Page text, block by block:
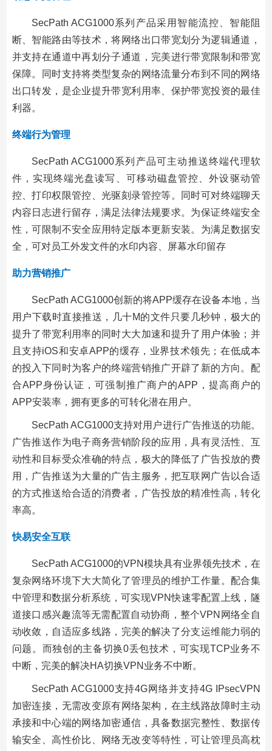
SecPath ACG1000系列产品采用智能流控、智能阻
断、智能路由等技术，将网络出口带宽划分为逻辑通道，
并支持在通道中再划分子通道，完美进行带宽限制和带宽
保障。同时支持将类型复杂的网络流量分布到不同的网络
出口转发，是企业提升带宽利用率、保护带宽投资的最佳
利器。
终端行为管理
SecPath ACG1000系列产品可主动推送终端代理软
件，实现终端光盘读写、可移动磁盘管控、外设驱动管
控、打印权限管控、光驱刻录管控等。同时可对终端聊天
内容日志进行留存，满足法律法规要求。为保证终端安全
性，可限制不安全应用特定版本更新安装。为满足数据安
全，可对员工外发文件的水印内容、屏幕水印留存
助力营销推广
SecPath ACG1000创新的将APP缓存在设备本地，当
用户下载时直接推送，几十M的文件只要几秒钟，极大的
提升了带宽利用率的同时大大加速和提升了用户体验；并
且支持iOS和安卓APP的缓存，业界技术领先；在低成本
的投入下同时为客户的终端营销推广开辟了新的方向。配
合APP身份认证，可强制推广商户的APP，提高商户的
APP安装率，拥有更多的可转化潜在用户。
SecPath ACG1000支持对用户进行广告推送的功能。
广告推送作为电子商务营销阶段的应用，具有灵活性、互
动性和目标受众准确的特点，极大的降低了广告投放的费
用，广告推送为大量的广告主服务，把互联网广告以合适
的方式推送给合适的消费者，广告投放的精准性高，转化
率高。
快易安全互联
SecPath ACG1000的VPN模块具有业界领先技术，在
复杂网络环境下大大简化了管理员的维护工作量。配合集
中管理和数据分析系统，可实现VPN快速零配置上线，隧
道接口感兴趣流等无需配置自动协商，整个VPN网络全自
动收敛，自适应多线路，完美的解决了分支运维能力弱的
问题。而独创的主备切换0丢包技术，可实现TCP业务不
中断，完美的解决HA切换VPN业务不中断。
SecPath ACG1000支持4G网络并支持4G IPsecVPN
加密连接，无需改变原有网络架构，在主线路故障时主动
承接和中心端的网络加密通信，具备数据完整性、数据传
输安全、高性价比、网络无改变等特性，可让管理员高枕